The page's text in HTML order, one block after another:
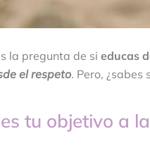
la pregunta de si educas
el respeto. Pero,
tu objetivo a